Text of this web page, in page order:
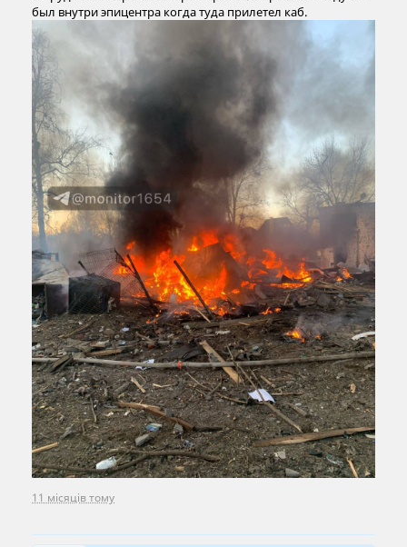
был внутри эпицентра когда туда прилетел каб.
11 місяців тому